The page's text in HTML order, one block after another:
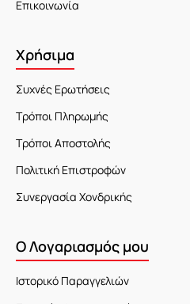
Επικοινωνία
Χρήσιμα
Συχνές Ερωτήσεις
Τρόποι Πληρωμής
Τρόποι Αποστολής
Πολιτική Επιστροφών
Συνεργασία Χονδρικής
Ο Λογαριασμός μου
Ιστορικό Παραγγελιών